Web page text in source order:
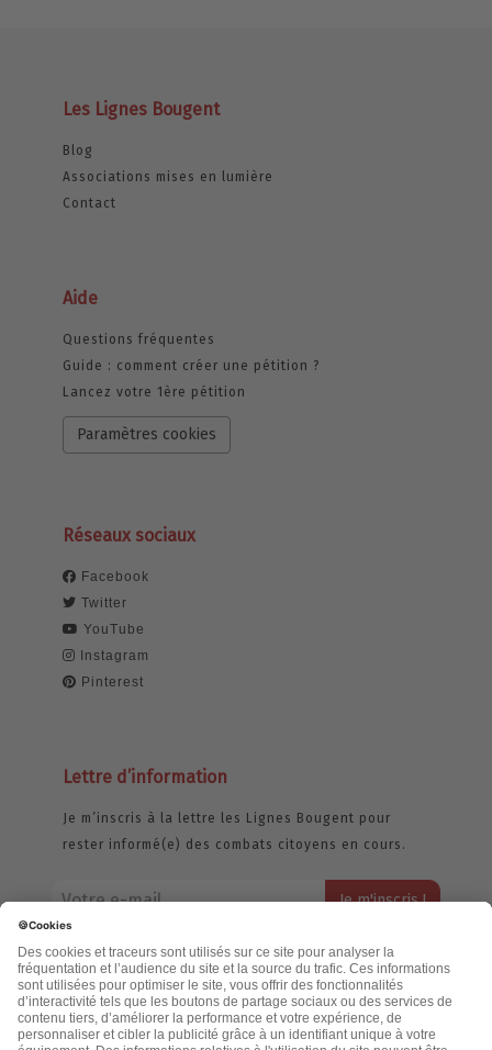
Les Lignes Bougent
Blog
Associations mises en lumière
Contact
Aide
Questions fréquentes
Guide : comment créer une pétition ?
Lancez votre 1ère pétition
Paramètres cookies
Réseaux sociaux
Facebook
Twitter
YouTube
Instagram
Pinterest
Lettre d’information
Je m’inscris à la lettre les Lignes Bougent pour
rester informé(e) des combats citoyens en cours.
jamais échangée. Pour consulter notre politique de confidentialité,
cliquez ici.